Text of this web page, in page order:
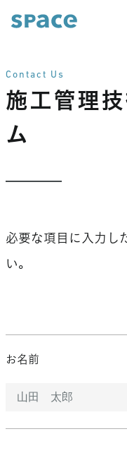
Contact Us
施工管理
ム​
必要な項目に入力し
い。
お名前